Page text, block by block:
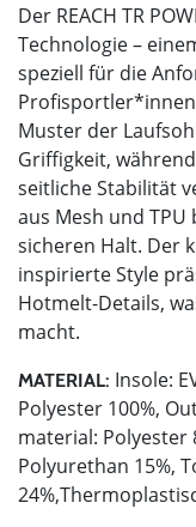
Der REACH TR
Technologie –
speziell für die
Muster der
Griffigkeit,
seitliche Stabilität
aus Mesh und
sicheren Halt. Der
inspirierte Style
Hotmelt-Details,
macht.
MATERIAL: Insole:
Polyester 100%,
material: Polyester
Polyurethan 15%,